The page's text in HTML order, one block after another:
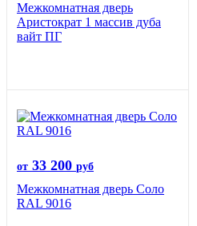
Межкомнатная дверь
Аристократ 1 массив дуба
вайт ПГ
от 33 200 руб
Межкомнатная дверь Соло
RAL 9016